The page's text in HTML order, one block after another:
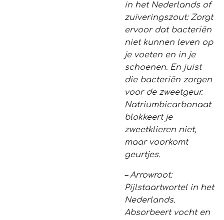
in het Nederlands of
zuiveringszout: Zorgt
ervoor dat bacteriën
niet kunnen leven op
je voeten en in je
schoenen. En juist
die bacteriën zorgen
voor de zweetgeur.
Natriumbicarbonaat
blokkeert je
zweetklieren niet,
maar voorkomt
geurtjes.
– Arrowroot:
Pijlstaartwortel in het
Nederlands.
Absorbeert vocht en